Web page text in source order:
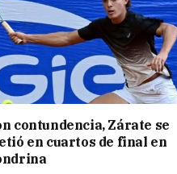
contundencia, Zárate se
en cuartos de final en